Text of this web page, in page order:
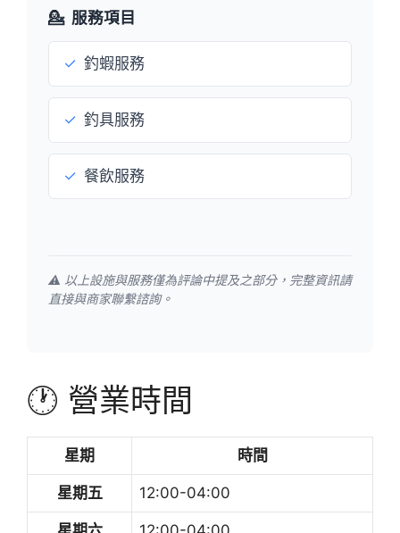
💁 服務項目
✓ 釣蝦服務
✓ 釣具服務
✓ 餐飲服務
⚠️ 以上設施與服務僅為評論中提及之部分，完整資訊請
直接與商家聯繫諮詢。
🕐 營業時間
星期 時間
星期五 12:00-04:00